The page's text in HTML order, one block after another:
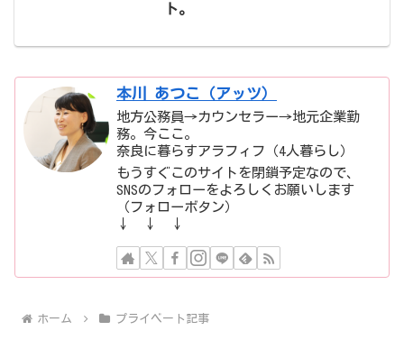
ト。
本川 あつこ（アッツ）
地方公務員→カウンセラー→地元企業勤
務。今ここ。
奈良に暮らすアラフィフ（4人暮らし）
もうすぐこのサイトを閉鎖予定なので、
SNSのフォローをよろしくお願いします
（フォローボタン）
↓ ↓ ↓
ホーム プライベート記事